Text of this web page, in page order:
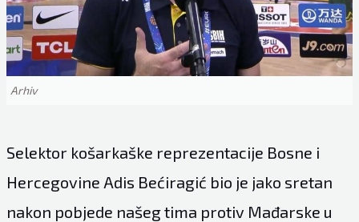
Arhiv
Selektor košarkaške reprezentacije Bosne i
Hercegovine Adis Bećiragić bio je jako sretan
nakon pobjede našeg tima protiv Mađarske u